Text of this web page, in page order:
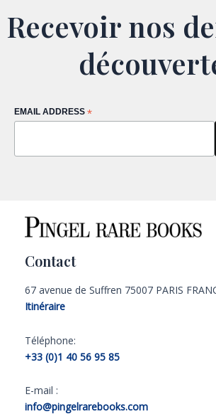
Recevoir nos
EMAIL ADDRESS *
Contact
67 avenue de Suffren 75007 PARIS
Itinéraire
Téléphone:
+33 (0)1 40 56 95 85
E-mail :
info@pingelrarebooks.com